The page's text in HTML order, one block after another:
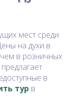
мест среди
на духи в
в розничных
в
тур в